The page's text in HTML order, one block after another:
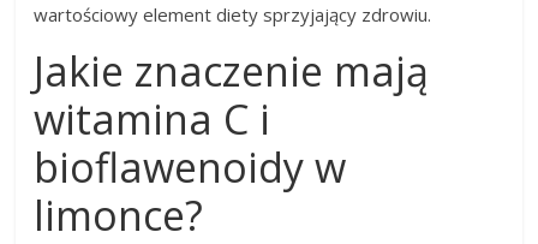
wartościowy element diety sprzyjający zdrowiu.
Jakie znaczenie mają
witamina C i
bioflawenoidy w
limonce?